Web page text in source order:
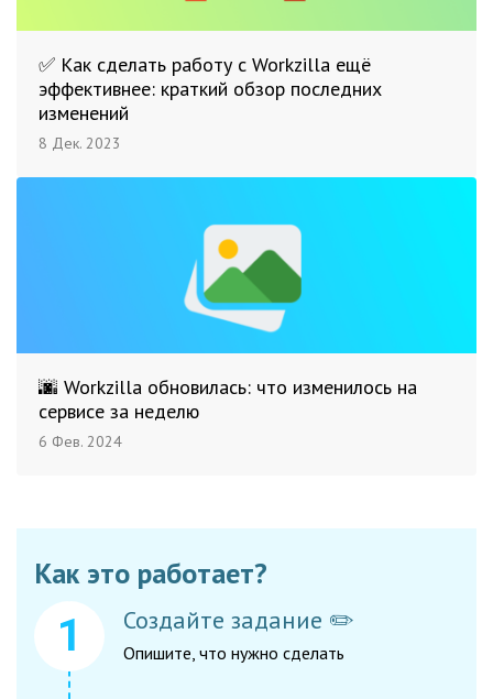
✅ Как сделать работу с Workzilla ещё
эффективнее: краткий обзор последних
изменений
8 Дек. 2023
🌆 Workzilla обновилась: что изменилось на
сервисе за неделю
6 Фев. 2024
Как это работает?
Создайте задание ✏️
Опишите, что нужно сделать